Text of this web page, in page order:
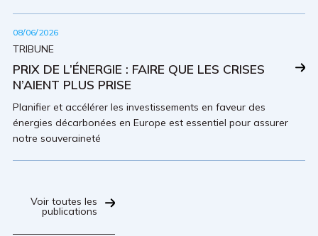
08/06/2026
TRIBUNE
PRIX DE L’ÉNERGIE : FAIRE QUE LES CRISES
N’AIENT PLUS PRISE
Planifier et accélérer les investissements en faveur des
énergies décarbonées en Europe est essentiel pour assurer
notre souveraineté
Voir toutes les
publications